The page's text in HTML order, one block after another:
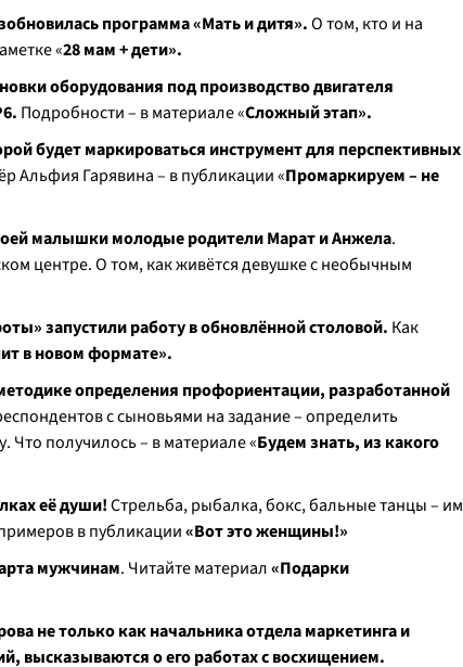
программа «Мать и дитя».О том, кто и на
«28 мам + дети».
оборудования под производство двигателя
Подробности – в материале «Сложный этап».
будет маркироваться инструмент для перспективных
Альфия Гарявина – в публикации «Промаркируем – не
малышки молодые родители Марат и Анжела.
центре. О том, как живётся девушке с необычным
запустили работу в обновлённой столовой. Как
в новом формате».
определения профориентации, разработанной
с сыновьями на задание – определить
Что получилось – в материале «Будем знать, из какого
её души!Стрельба, рыбалка, бокс, бальные танцы – им
в публикации«Вот это женщины!»
мужчинам. Читайте материал«Подарки
не только как начальника отдела маркетинга и
высказываются о его работах с восхищением.